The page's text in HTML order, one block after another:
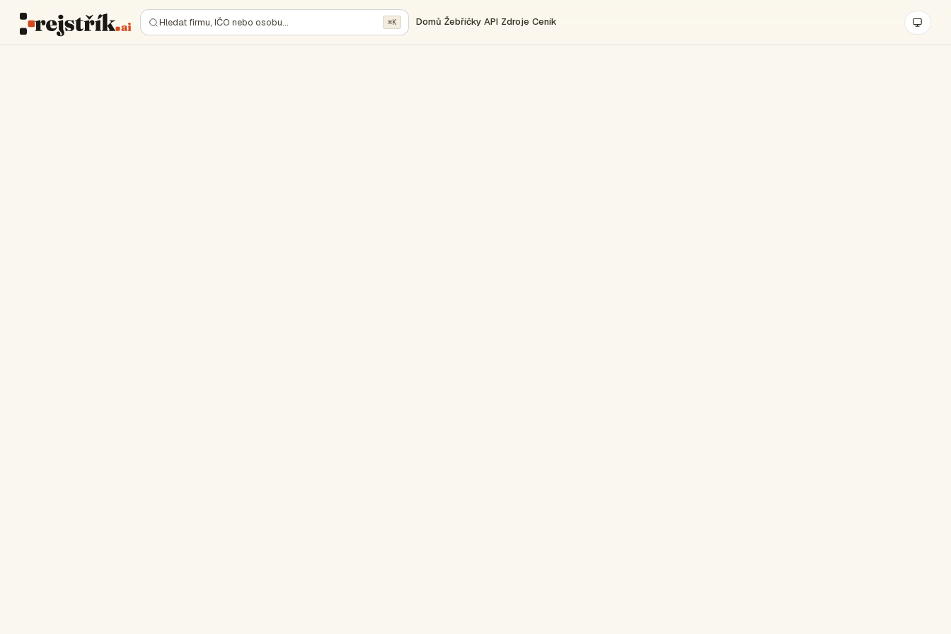
Hledat firmu, IČO nebo osobu… ⌘K Domů Žebříčky API Zdroje Ceník